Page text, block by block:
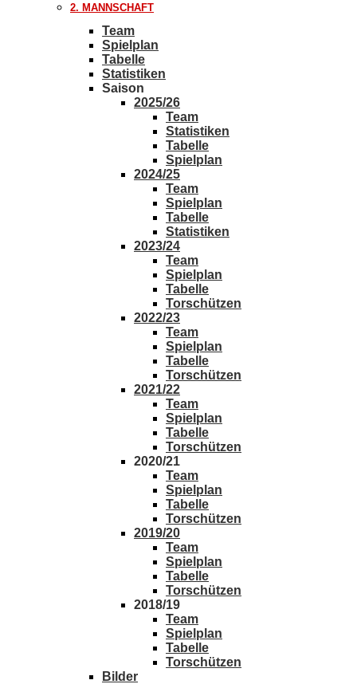
2. MANNSCHAFT
Team
Spielplan
Tabelle
Statistiken
Saison
2025/26
Team
Statistiken
Tabelle
Spielplan
2024/25
Team
Spielplan
Tabelle
Statistiken
2023/24
Team
Spielplan
Tabelle
Torschützen
2022/23
Team
Spielplan
Tabelle
Torschützen
2021/22
Team
Spielplan
Tabelle
Torschützen
2020/21
Team
Spielplan
Tabelle
Torschützen
2019/20
Team
Spielplan
Tabelle
Torschützen
2018/19
Team
Spielplan
Tabelle
Torschützen
Bilder